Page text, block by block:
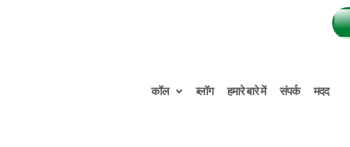
कॉल ब्लॉग हमारे बारे में संपर्क मदद